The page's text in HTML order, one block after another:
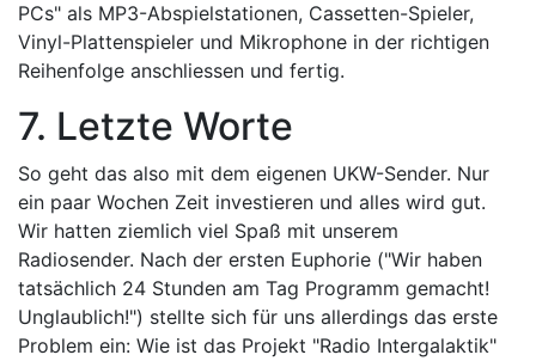
PCs" als MP3-Abspielstationen, Cassetten-Spieler,
Vinyl-Plattenspieler und Mikrophone in der richtigen
Reihenfolge anschliessen und fertig.
7. Letzte Worte
So geht das also mit dem eigenen UKW-Sender. Nur
ein paar Wochen Zeit investieren und alles wird gut.
Wir hatten ziemlich viel Spaß mit unserem
Radiosender. Nach der ersten Euphorie ("Wir haben
tatsächlich 24 Stunden am Tag Programm gemacht!
Unglaublich!") stellte sich für uns allerdings das erste
Problem ein: Wie ist das Projekt "Radio Intergalaktik"